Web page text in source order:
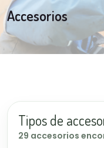
Accesorios
Tipos de
29 accesorios